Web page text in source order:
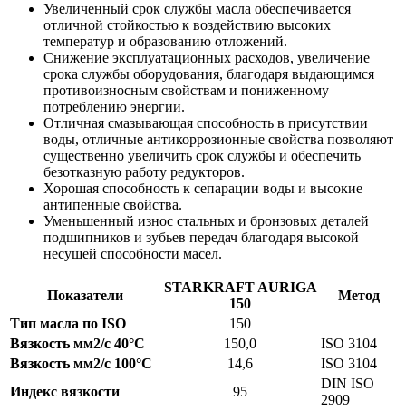
Увеличенный срок службы масла обеспечивается
отличной стойкостью к воздействию высоких
температур и образованию отложений.
Снижение эксплуатационных расходов, увеличение
срока службы оборудования, благодаря выдающимся
противоизносным свойствам и пониженному
потреблению энергии.
Отличная смазывающая способность в присутствии
воды, отличные антикоррозионные свойства позволяют
существенно увеличить срок службы и обеспечить
безотказную работу редукторов.
Хорошая способность к сепарации воды и высокие
антипенные свойства.
Уменьшенный износ стальных и бронзовых деталей
подшипников и зубьев передач благодаря высокой
несущей способности масел.
Показатели
STARKRAFT AURIGA
150
Метод
Тип масла по ISO
150
Вязкость мм2/с 40°С
150,0
ISO 3104
Вязкость мм2/с 100°С
14,6
ISO 3104
Индекс вязкости
95
DIN ISO
2909